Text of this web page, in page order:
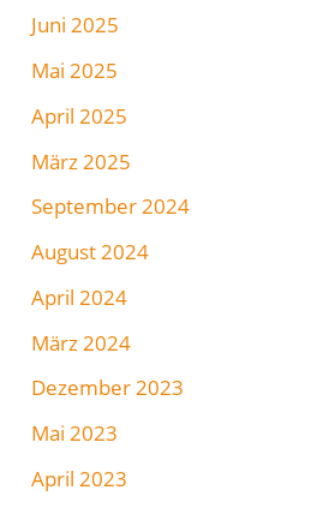
Juni 2025
Mai 2025
April 2025
März 2025
September 2024
August 2024
April 2024
März 2024
Dezember 2023
Mai 2023
April 2023